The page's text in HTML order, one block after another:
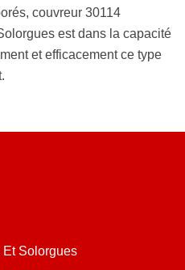
couvreur 30114
est dans la capacité
et efficacement ce type
Et Solorgues